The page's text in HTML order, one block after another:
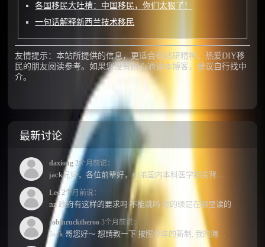
各国移民大吐槽：中国移民，你们太狠了！
一句话解释新西兰技术移民
友情提示：本站所提供的信息，更适合有钻研精神、热爱DIY移
民的朋友阅读参考。如果您没有耐心通读本博客，建议自行找中
介。
最新讨论
daxiong 2个月前说：
jack兄好，各位前辈好，小弟国内本科医学相关背景，预算有限，是直接去新西兰读2年护理硕士...
Lee2个月前说：
nz 政府有这样的要求吗 不能跳吗 你的硕是在哪里读的
robinrucktheroo 3个月前说：
Jack 哥您好～ 想請教一下 按照今年的新制, 我的海外本科學歷需要經過NZQA認證嗎？ 現在網上說...